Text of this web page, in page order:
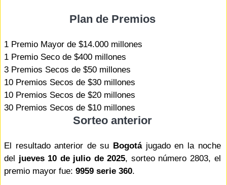
Plan de Premios
1 Premio Mayor de $14.000 millones
1 Premio Seco de $400 millones
3 Premios Secos de $50 millones
10 Premios Secos de $30 millones
10 Premios Secos de $20 millones
30 Premios Secos de $10 millones
Sorteo anterior
El resultado anterior de su Bogotájugado en la noche
del jueves 10 de julio de 2025, sorteo número 2803, el
premio mayor fue: 9959 serie 360.